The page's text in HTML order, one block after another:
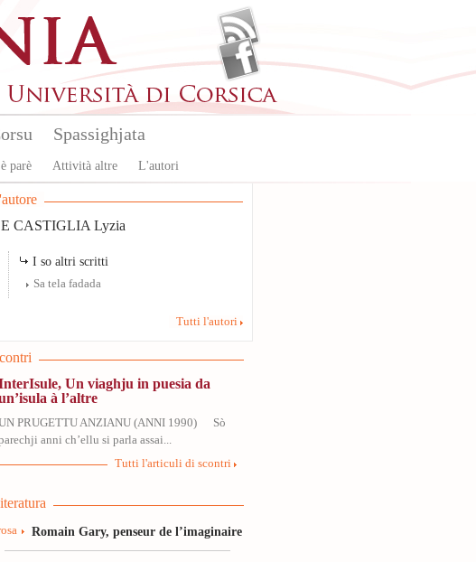
parè Attività altre L'autori
Spassighjata
CASTIGLIA Lyzia
I so altri scritti
Sa tela fadada
Tutti l'autori
Un viaghju in puesia da
à l’altre
PRUGETTU ANZIANU (ANNI 1990) Sò
anni ch’ellu si parla assai...
Tutti l'articuli di scontri
Romain Gary, penseur de l’imaginaire